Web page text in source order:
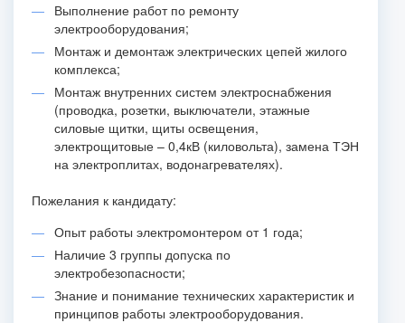
Выполнение работ по ремонту
электрооборудования;
Монтаж и демонтаж электрических цепей жилого
комплекса;
Монтаж внутренних систем электроснабжения
(проводка, розетки, выключатели, этажные
силовые щитки, щиты освещения,
электрощитовые – 0,4кВ (киловольта), замена ТЭН
на электроплитах, водонагревателях).
Пожелания к кандидату:
Опыт работы электромонтером от 1 года;
Наличие 3 группы допуска по
электробезопасности;
Знание и понимание технических характеристик и
принципов работы электрооборудования.